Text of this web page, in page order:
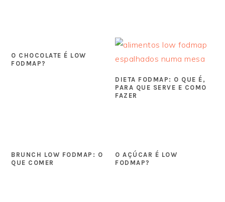
O CHOCOLATE É LOW
FODMAP?
DIETA FODMAP: O QUE É,
PARA QUE SERVE E COMO
FAZER
BRUNCH LOW FODMAP: O
QUE COMER
O AÇÚCAR É LOW
FODMAP?